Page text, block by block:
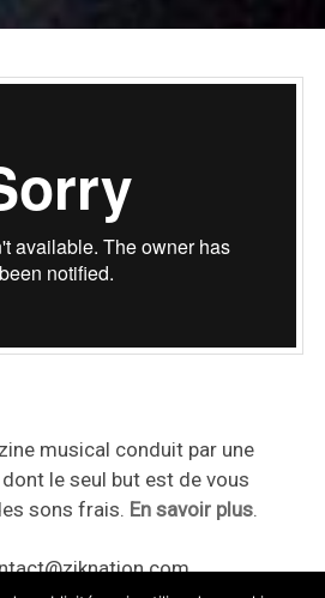
musical conduit par une
le seul but est de vous
sons frais. En savoir plus.